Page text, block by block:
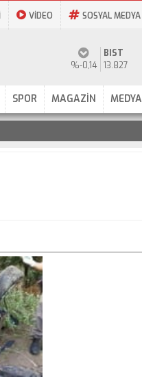
VİDEO SOSYAL MEDYA
%-0,14
BIST
13.827
SPOR MAGAZİN MEDYA